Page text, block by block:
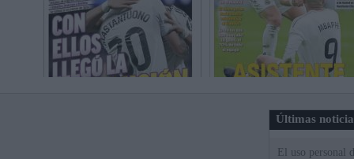
Últimas
El uso personal